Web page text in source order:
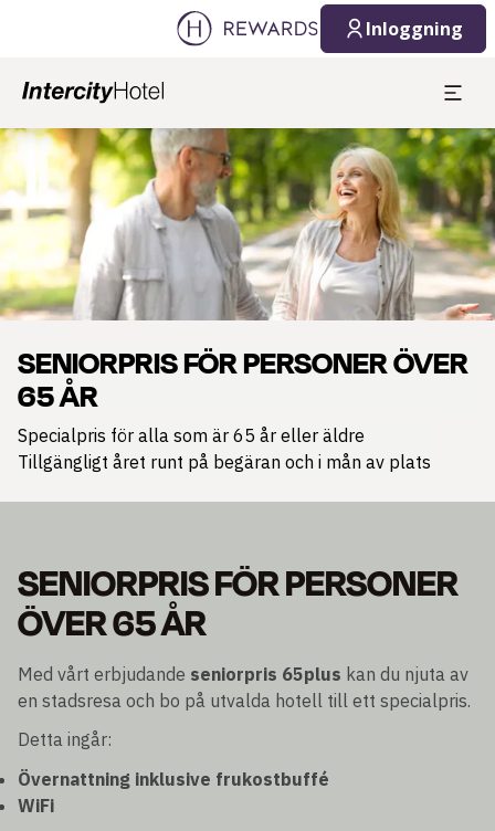
Inloggning
Bild 1 av 1
SENIORPRIS FÖR PERSONER ÖVER
65 ÅR
Specialpris för alla som är 65 år eller äldre
Tillgängligt året runt på begäran och i mån av plats
SENIORPRIS FÖR PERSONER
ÖVER 65 ÅR
Med vårt erbjudande seniorpris 65plus kan du njuta av
en stadsresa och bo på utvalda hotell till ett specialpris.
Detta ingår:
Övernattning inklusive frukostbuffé
WiFi